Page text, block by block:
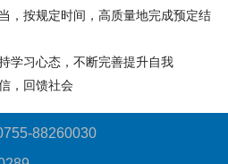
按规定时间，高质量地完成预定结
习心态，不断完善提升自我
回馈社会
88260030